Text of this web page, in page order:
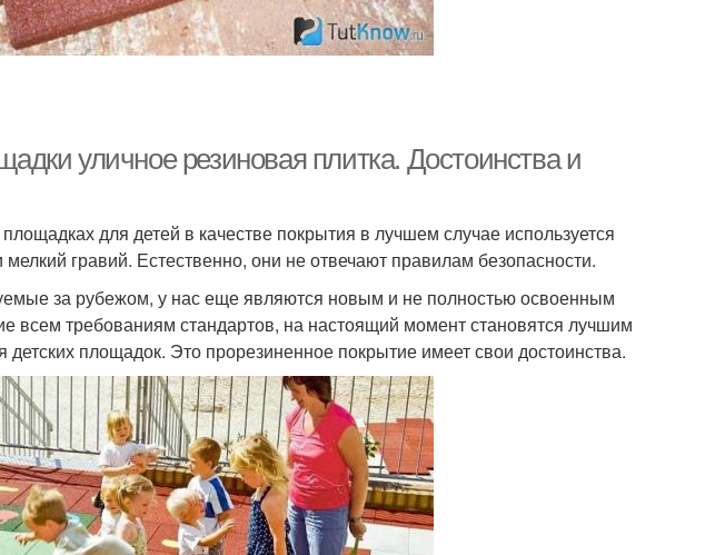
уличное резиновая плитка. Достоинства и
для детей в качестве покрытия в лучшем случае используется
гравий. Естественно, они не отвечают правилам безопасности.
за рубежом, у нас еще являются новым и не полностью освоенным
всем требованиям стандартов, на настоящий момент становятся лучшим
площадок. Это прорезиненное покрытие имеет свои достоинства.